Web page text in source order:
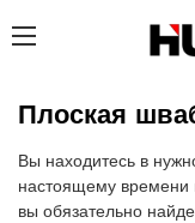
Плоская
Вы находитесь в
настоящему времени
вы обязательно